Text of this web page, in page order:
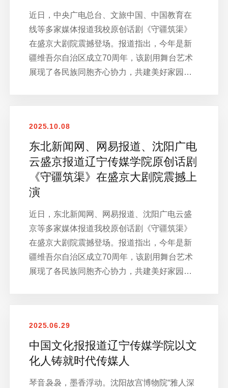
近日，中央广电总台、文旅中国、中国教育在
线等多家媒体报道我校原创话剧《守疆筑渠》
在盛京大剧院震撼登场。报道指出，今年是新
疆维吾尔自治区成立70周年，该剧用舞台艺术
展现了各民族同胞齐心协力，共建美好家园…
2025.10.08
东北新闻网、网易报道、沈阳广电
云盛京报道辽宁传媒学院原创话剧
《守疆筑渠》在盛京大剧院震撼上
演
近日，东北新闻网、网易报道、沈阳广电云盛
京等多家媒体报道我校原创话剧《守疆筑渠》
在盛京大剧院震撼登场。报道指出，今年是新
疆维吾尔自治区成立70周年，该剧用舞台艺术
展现了各民族同胞齐心协力，共建美好家园…
2025.06.29
中国文化报报道辽宁传媒学院以文
化人铸就时代传媒人
琴音袅袅，墨香浮动。沈阳故宫博物院“雅人深